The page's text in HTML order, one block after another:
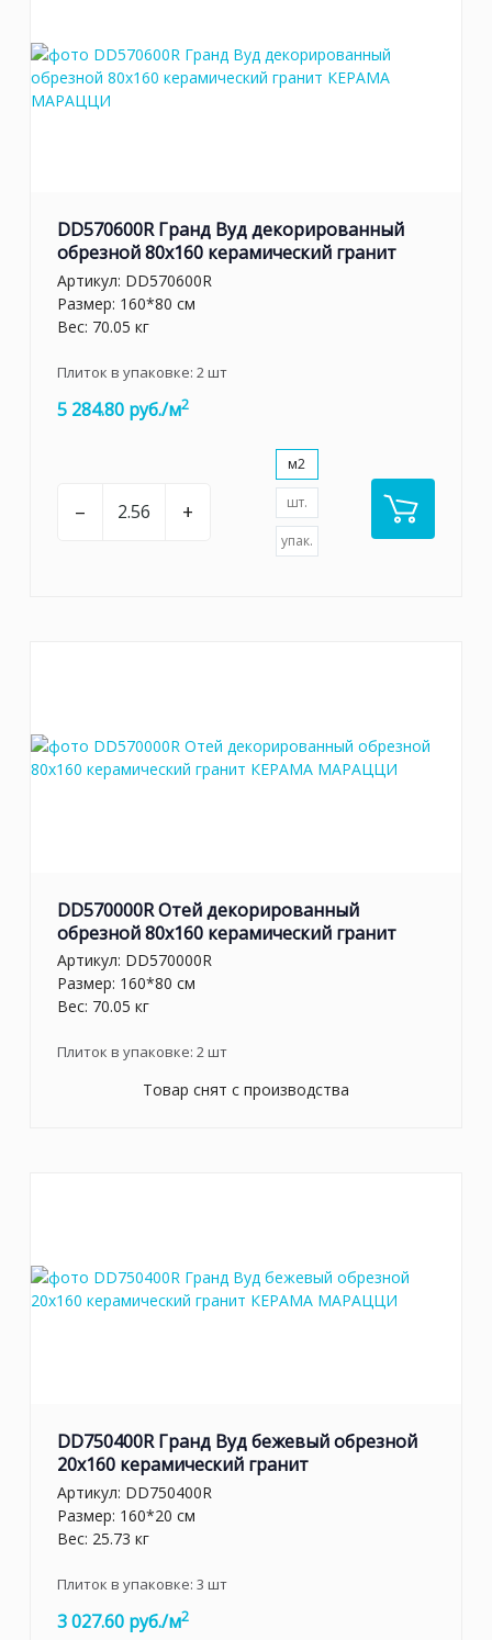
DD570600R Гранд Вуд декорированный
обрезной 80x160 керамический гранит
Артикул: DD570600R
Размер: 160*80 см
Вес: 70.05 кг
Плиток в упаковке: 2шт
5 284.80 руб./м2
– +
м2
шт.
упак.
DD570000R Отей декорированный
обрезной 80x160 керамический гранит
Артикул: DD570000R
Размер: 160*80 см
Вес: 70.05 кг
Плиток в упаковке: 2шт
Товар снят с производства
DD750400R Гранд Вуд бежевый обрезной
20x160 керамический гранит
Артикул: DD750400R
Размер: 160*20 см
Вес: 25.73 кг
Плиток в упаковке: 3 шт
3 027.60 руб./м2